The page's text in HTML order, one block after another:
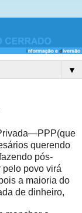
▼
PPP(que
querendo
pós-
pelo povo virá
a maioria do
de dinheiro,